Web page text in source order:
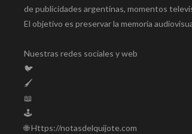
de publicidades argentinas, momentos
El objetivo es preservar la memoria
Nuestras redes sociales y web
🐦
🖌️
📖
🕹️
🌐 Https://notasdelquijote.com